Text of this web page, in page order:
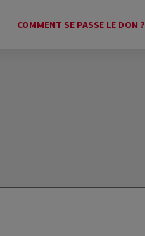
COMMENT SE PASSE LE DON ?